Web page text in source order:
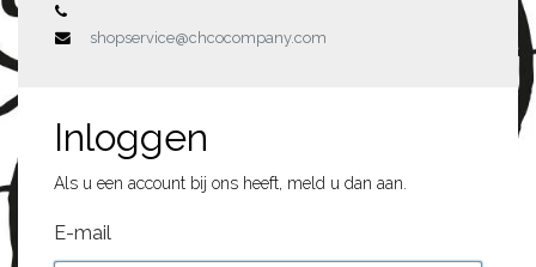
shopservice@chcocompany.com
Inloggen
Als u een account bij ons heeft, meld u dan aan.
E-mail